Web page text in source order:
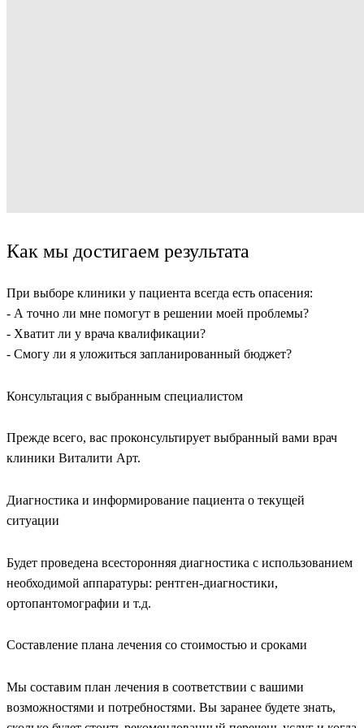
Как мы достигаем результата
При выборе клиники у пациента всегда есть опасения:
- А точно ли мне помогут в решении моей проблемы?
- Хватит ли у врача квалификации?
- Смогу ли я уложиться запланированный бюджет?
Консультация с выбранным специалистом
Прежде всего, вас проконсультирует выбранный вами врач
клиники Виталити Арт.
Диагностика и информирование пациента о текущей
ситуации
Будет проведена всесторонняя диагностика с использованием
необходимой аппаратуры: рентген-диагностики,
ортопантомографии и т.д.
Составление плана лечения со стоимостью и сроками
Мы составим план лечения в соответствии с вашими
возможностями и потребностями. Вы заранее будете знать,